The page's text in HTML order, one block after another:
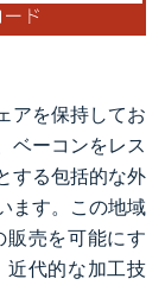
アを保持してお
ベーコンをレス
する包括的な外
ます。この地域
販売を可能にす
近代的な加工技